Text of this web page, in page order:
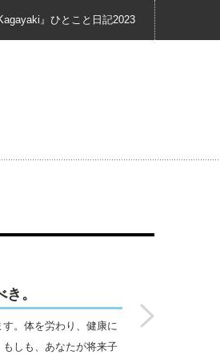
Kagayaki』ひとこと日記2023
。
。体を労わり、健康に
しも、あなたが将来子